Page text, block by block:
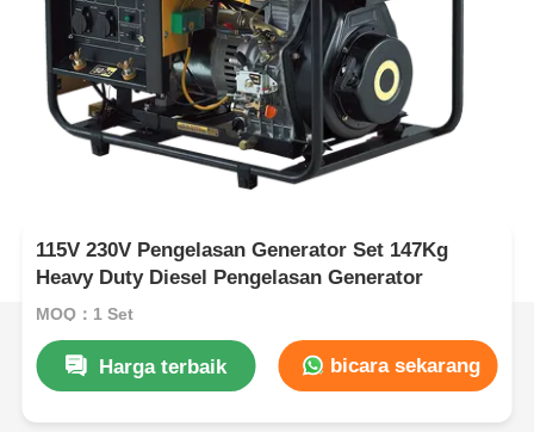
115V 230V Pengelasan Generator Set 147Kg
Heavy Duty Diesel Pengelasan Generator
MOQ：1 Set
Harga terbaik bicara sekarang